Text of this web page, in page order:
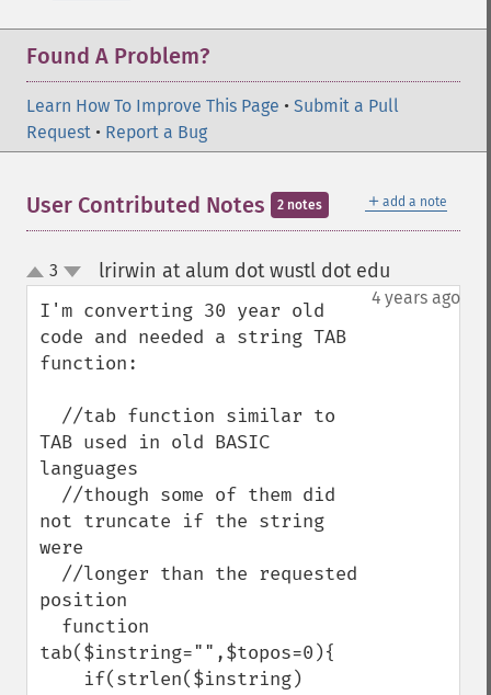
Found A Problem?
Learn How To Improve This Page • Submit a Pull
Request • Report a Bug
＋ add a note
User Contributed Notes 2 notes
up
down
3 lrirwin at alum dot wustl dot edu
4 years ago
I'm converting 30 year old
code and needed a string TAB
function:
TAB used in old BASIC
languages
not truncate if the string
were
position
tab($instring="",$topos=0){